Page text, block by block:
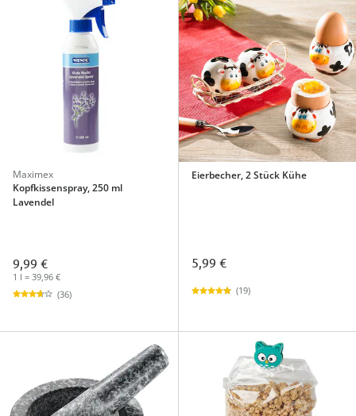
Maximex
Kopfkissenspray, 250 ml
Lavendel
9,99 €
1 l = 39,96 €
(36)
Eierbecher, 2 Stück Kühe
5,99 €
(19)